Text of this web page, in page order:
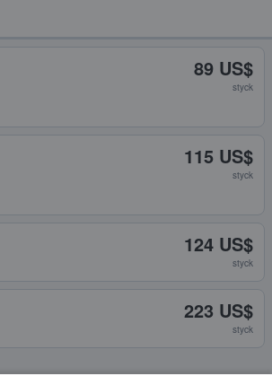
89 US$
styck
115 US$
styck
124 US$
styck
223 US$
styck